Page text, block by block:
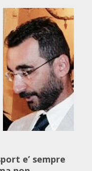
e’ sempre